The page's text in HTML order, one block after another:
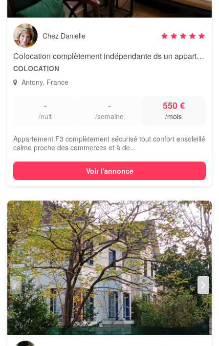
Chez Danielle
Colocation complètement indépendante ds un appartement
COLOCATION
Antony, France
-
/nuit
-
/semaine
550 €
/mois
Appartement F3 complètement sécurisé tout confort ensoleillé
calme proche des commerces et à de...
Voir l'annonce